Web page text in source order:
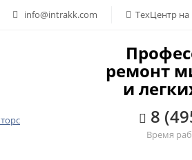
info@intrakk.com ТехЦентр на
ремонт
и
8
Время